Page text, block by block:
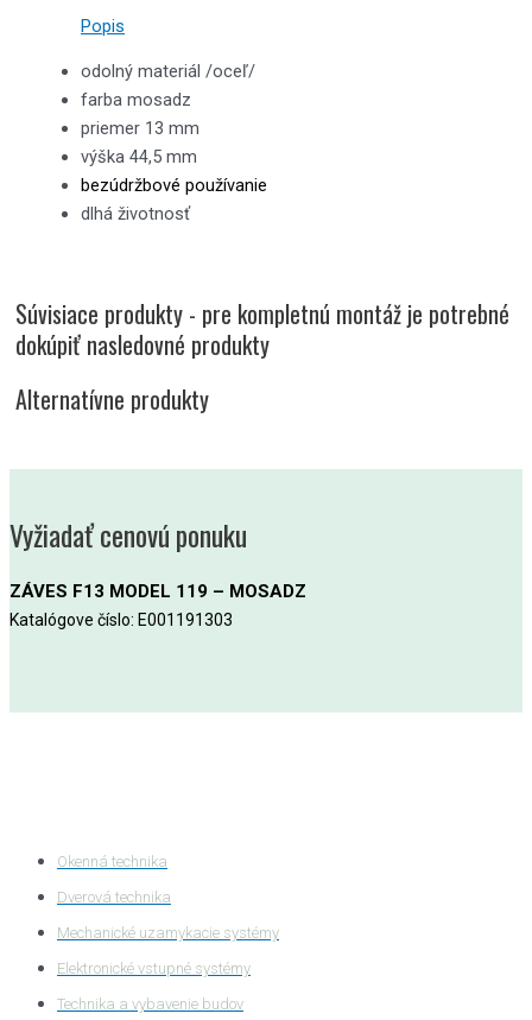
Popis
odolný materiál /oceľ/
farba mosadz
priemer 13 mm
výška 44,5 mm
bezúdržbové používanie
dlhá životnosť
Súvisiace produkty - pre kompletnú montáž je potrebné
dokúpiť nasledovné produkty
Alternatívne produkty
Vyžiadať cenovú ponuku
ZÁVES F13 MODEL 119 – MOSADZ
Katalógove číslo: E001191303
Okenná technika
Dverová technika
Mechanické uzamykacie systémy
Elektronické vstupné systémy
Technika a vybavenie budov